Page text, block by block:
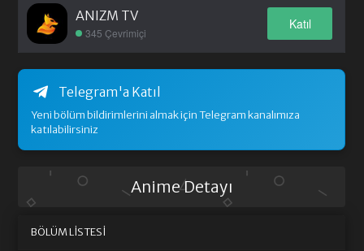
ANIZM TV
345 Çevrimiçi
Katıl
Telegram'a Katıl
Yeni bölüm bildirimlerini almak için Telegram kanalımıza
katılabilirsiniz
Anime Detayı
BÖLÜM LISTESI